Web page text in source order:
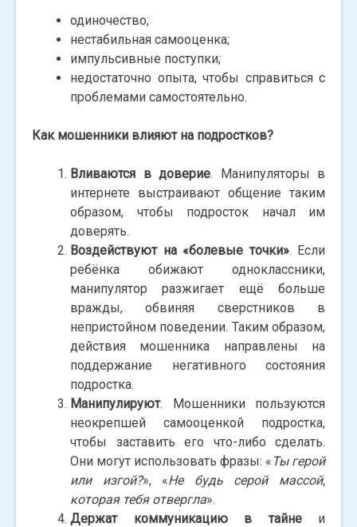
одиночество;
нестабильная самооценка;
импульсивные поступки;
недостаточно опыта, чтобы справиться с
проблемами самостоятельно.
Как мошенники влияют на подростков?
Вливаются в доверие. Манипуляторы в
интернете выстраивают общение таким
образом, чтобы подросток начал им
доверять.
Воздействуют на «болевые точки». Если
ребёнка обижают одноклассники,
манипулятор разжигает ещё больше
вражды, обвиняя сверстников в
непристойном поведении. Таким образом,
действия мошенника направлены на
поддержание негативного состояния
подростка.
Манипулируют. Мошенники пользуются
неокрепшей самооценкой подростка,
чтобы заставить его что-либо сделать.
Они могут использовать фразы: « Ты герой
или изгой?», «Не будь серой массой,
которая тебя отвергла».
Держат коммуникацию в тайнеи